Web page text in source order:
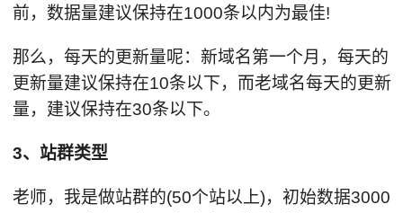
前，数据量建议保持在1000条以内为最佳!
那么，每天的更新量呢：新域名第一个月，每天的
更新量建议保持在10条以下，而老域名每天的更新
量，建议保持在30条以下。
3、站群类型
老师，我是做站群的(50个站以上)，初始数据3000